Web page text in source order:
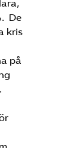
De
kris
på